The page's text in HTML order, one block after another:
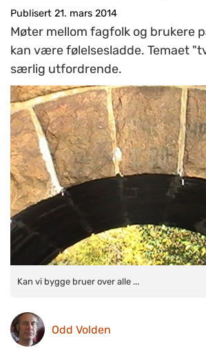
Publisert 21. mars 2014
Møter mellom fagfolk og brukere
kan være følelsesladde. Temaet
særlig utfordrende.
Kan vi bygge bruer over alle kløfter mellom
gjennom portalen under brua. Det kan jo gi
Volden)
Kan vi bygge bruer over alle ...
Odd Volden